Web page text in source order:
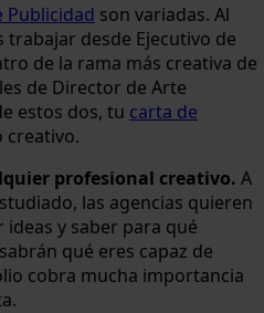
Publicidad son variadas. Al
desde Ejecutivo de
de la rama más creativa de
de Director de Arte
estos dos, tu carta de
creativo.
profesional creativo. A
las agencias quieren
y saber para qué
qué eres capaz de
cobra mucha importancia